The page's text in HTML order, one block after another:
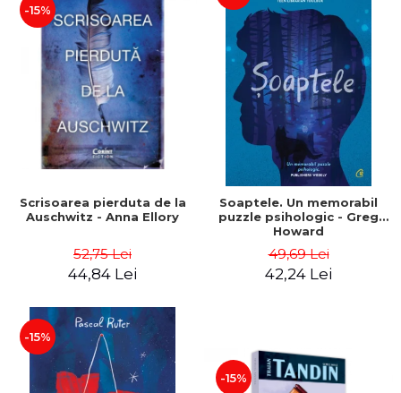
-15%
Scrisoarea pierduta de la
Auschwitz - Anna Ellory
52,75 Lei
44,84 Lei
Soaptele. Un memorabil
puzzle psihologic - Greg
Howard
49,69 Lei
42,24 Lei
-15%
-15%